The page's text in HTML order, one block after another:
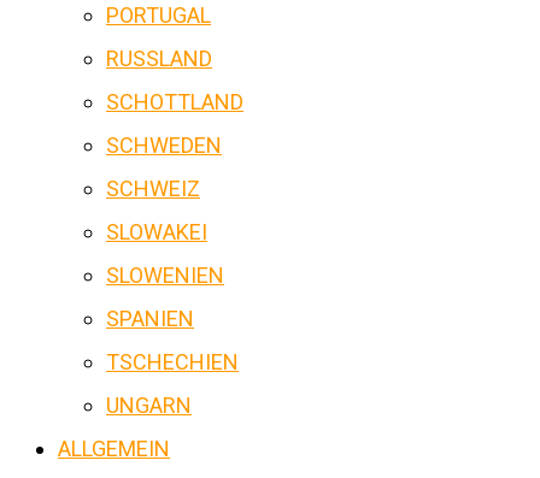
PORTUGAL
RUSSLAND
SCHOTTLAND
SCHWEDEN
SCHWEIZ
SLOWAKEI
SLOWENIEN
SPANIEN
TSCHECHIEN
UNGARN
ALLGEMEIN